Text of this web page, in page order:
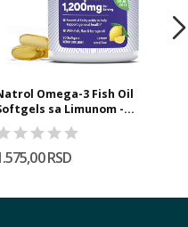
Omega-3 Fish Oil
sa Limunom -...
RSD